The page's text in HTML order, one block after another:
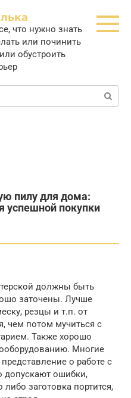
что нужно знать
или починить
обустроить
пилу для дома:
успешной покупки
должны быть
заточены. Лучше
резцы и т.п. от
чем потом мучиться с
Также хорошо
Многие
о работе с
допускают ошибки,
заготовка портится,